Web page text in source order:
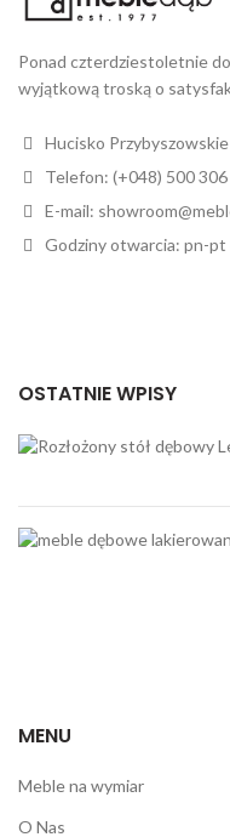
Ponad czterdziestoletnie
wyjątkową troską o
Hucisko
Telefon: (+048) 500 306
E-mail:
Godziny otwarcia: pn-
OSTATNIE WPISY
MENU
Meble na wymiar
O Nas